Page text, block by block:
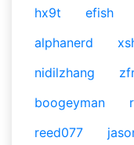
hx9t
efish
alphanerd
nidilzhang
boogeyman
reed077